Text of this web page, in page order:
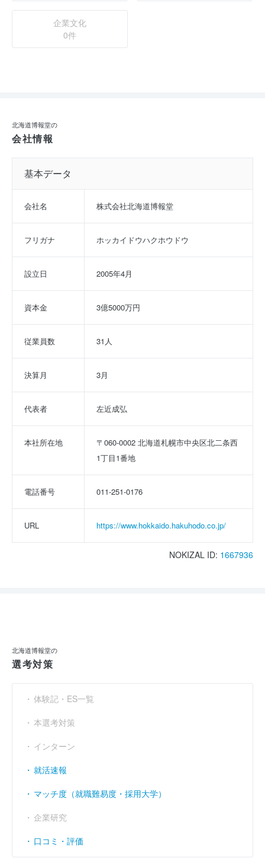
企業文化
0件
北海道博報堂の
会社情報
基本データ
会社名 株式会社北海道博報堂
フリガナ ホッカイドウハクホウドウ
設立日 2005年4月
資本金 3億5000万円
従業員数 31人
決算月 3月
代表者 左近成弘
本社所在地
〒060-0002 北海道札幌市中央区北二条西
1丁目1番地
電話番号 011-251-0176
URL https://www.hokkaido.hakuhodo.co.jp/
NOKIZAL ID: 1667936
北海道博報堂の
選考対策
体験記・ES一覧
本選考対策
インターン
就活速報
マッチ度（就職難易度・採用大学）
企業研究
口コミ・評価